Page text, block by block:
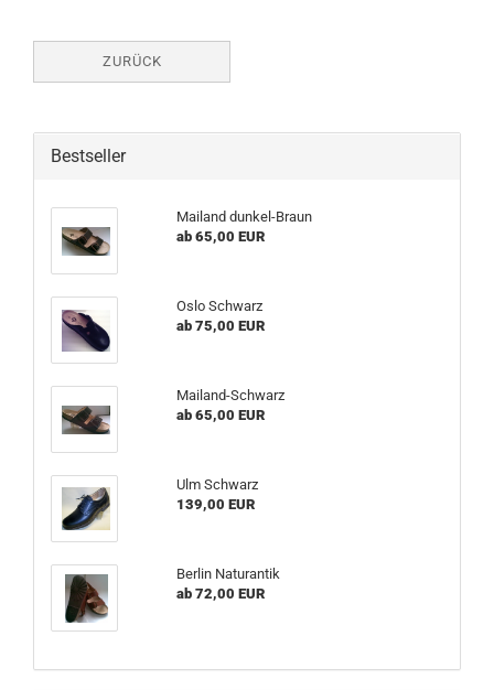
ZURÜCK
Bestseller
Mailand dunkel-Braun
ab 65,00 EUR
Oslo Schwarz
ab 75,00 EUR
Mailand-Schwarz
ab 65,00 EUR
Ulm Schwarz
139,00 EUR
Berlin Naturantik
ab 72,00 EUR